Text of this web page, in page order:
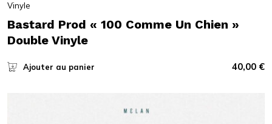
Vinyle
Bastard Prod « 100 Comme Un Chien »
Double Vinyle
Ajouter au panier 40,00 €